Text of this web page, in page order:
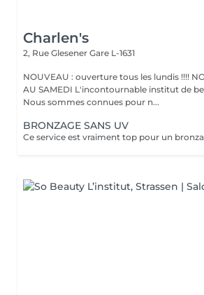
Charlen's
2, Rue Glesener Gare L-1631
NOUVEAU : ouverture tous les lundis !!!!
AU SAMEDI L'incontournable institut de beauté à Luxembourg.
Nous sommes connues pour n...
BRONZAGE SANS UV